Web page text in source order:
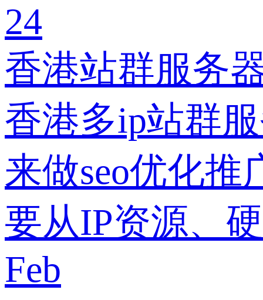
24
香港站群服务
香港多ip站群
来做seo优化
要从IP资源、
Feb